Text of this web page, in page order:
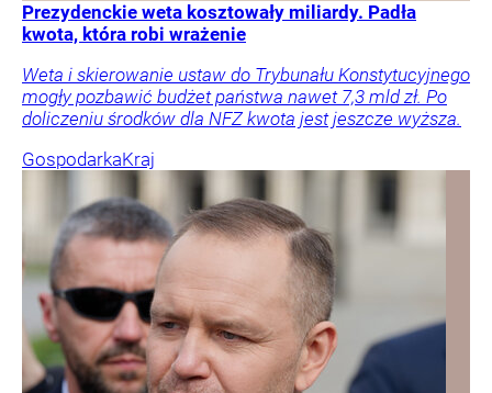
Prezydenckie weta kosztowały miliardy. Padła
kwota, która robi wrażenie
Weta i skierowanie ustaw do Trybunału Konstytucyjnego
mogły pozbawić budżet państwa nawet 7,3 mld zł. Po
doliczeniu środków dla NFZ kwota jest jeszcze wyższa.
GospodarkaKraj